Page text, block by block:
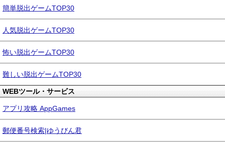
簡単脱出ゲームTOP30
人気脱出ゲームTOP30
怖い脱出ゲームTOP30
難しい脱出ゲームTOP30
WEBツール・サービス
アプリ攻略 AppGames
郵便番号検索|ゆうびん君